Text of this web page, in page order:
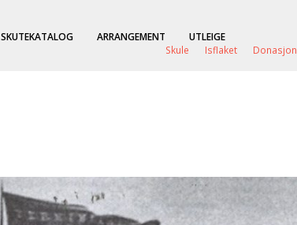
SKUTEKATALOG ARRANGEMENT
UTLEIGE
Skule
Isflaket Donasjon